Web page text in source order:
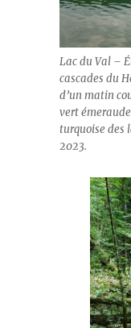
Lac du Val –
cascades du
d’un matin
vert
turquoise des
2023.